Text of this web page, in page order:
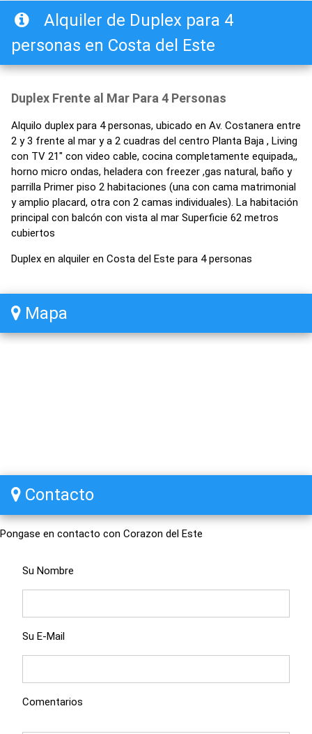
Alquiler de Duplex para 4
personas en Costa del Este
Duplex Frente al Mar Para 4 Personas
Alquilo duplex para 4 personas, ubicado en Av. Costanera entre
2 y 3 frente al mar y a 2 cuadras del centro Planta Baja , Living
con TV 21" con video cable, cocina completamente equipada,,
horno micro ondas, heladera con freezer ,gas natural, baño y
parrilla Primer piso 2 habitaciones (una con cama matrimonial
y amplio placard, otra con 2 camas individuales). La habitación
principal con balcón con vista al mar Superficie 62 metros
cubiertos
Duplex en alquiler en Costa del Este para 4 personas
Mapa
Contacto
Pongase en contacto con Corazon del Este
Su Nombre
Su E-Mail
Comentarios